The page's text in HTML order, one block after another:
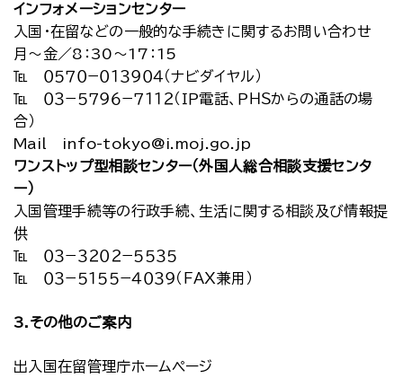
インフォメーションセンター
入国・在留などの一般的な手続きに関するお問い合わせ
月～金／8：30～17：15
℡ ０５７０−０１３９０４（ナビダイヤル）
℡ ０３−５７９６−７１１２（ＩＰ電話、ＰＨＳからの通話の場
合）
Mail info-tokyo@i.moj.go.jp
ワンストップ型相談センター（外国人総合相談支援センタ
ー）
入国管理手続等の行政手続、生活に関する相談及び情報提
供
℡ ０３−３２０２−５５３５
℡ ０３−５１５５−４０３９（ＦＡＸ兼用）
3.その他のご案内
出入国在留管理庁ホームページ